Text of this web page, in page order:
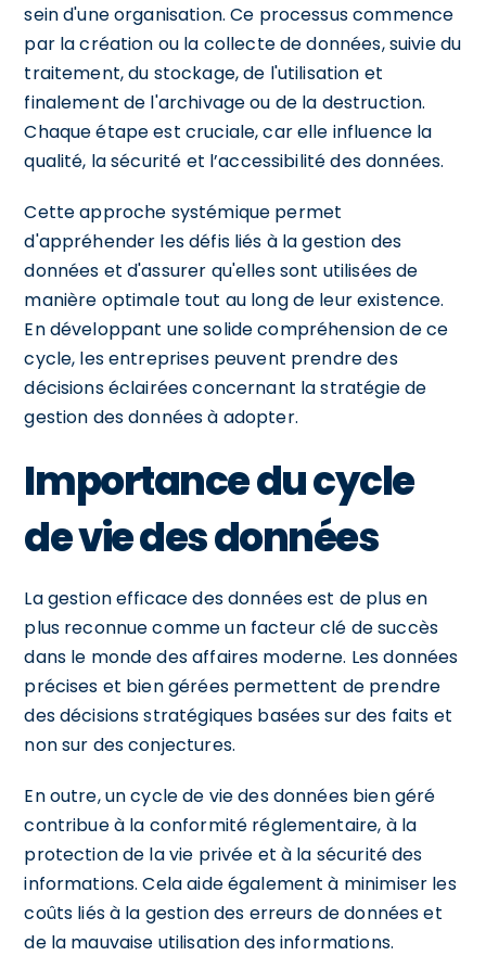
sein d'une organisation. Ce processus commence
par la création ou la collecte de données, suivie du
traitement, du stockage, de l'utilisation et
finalement de l'archivage ou de la destruction.
Chaque étape est cruciale, car elle influence la
qualité, la sécurité et l’accessibilité des données.
Cette approche systémique permet
d'appréhender les défis liés à la gestion des
données et d'assurer qu'elles sont utilisées de
manière optimale tout au long de leur existence.
En développant une solide compréhension de ce
cycle, les entreprises peuvent prendre des
décisions éclairées concernant la stratégie de
gestion des données à adopter.
Importance du cycle
de vie des données
La gestion efficace des données est de plus en
plus reconnue comme un facteur clé de succès
dans le monde des affaires moderne. Les données
précises et bien gérées permettent de prendre
des décisions stratégiques basées sur des faits et
non sur des conjectures.
En outre, un cycle de vie des données bien géré
contribue à la conformité réglementaire, à la
protection de la vie privée et à la sécurité des
informations. Cela aide également à minimiser les
coûts liés à la gestion des erreurs de données et
de la mauvaise utilisation des informations.